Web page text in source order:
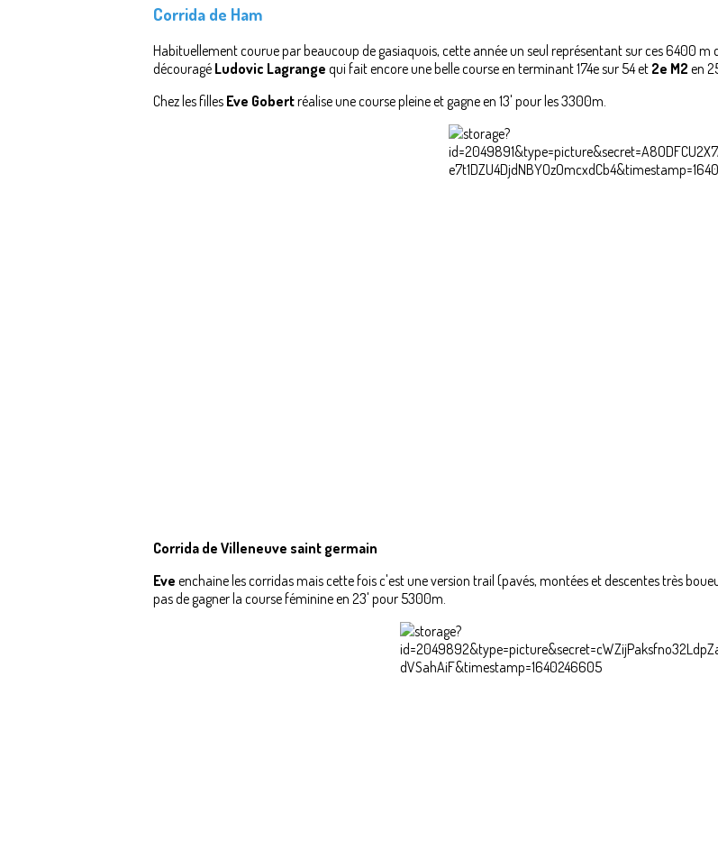
Corrida de Ham
Habituellement courue par beaucoup de gasiaquois, cette année un seul représentant sur ces 6400 m
découragé Ludovic Lagrange qui fait encore une belle course en terminant 174e sur 54 et 2e M2 en
Chez les filles Eve Gobertréalise une course pleine et gagne en 13' pour les 3300m.
Corrida de Villeneuve saint germain
Eve enchaine les corridas mais cette fois c'est une version trail (pavés, montées et descentes très
pas de gagner la course féminine en 23' pour 5300m.